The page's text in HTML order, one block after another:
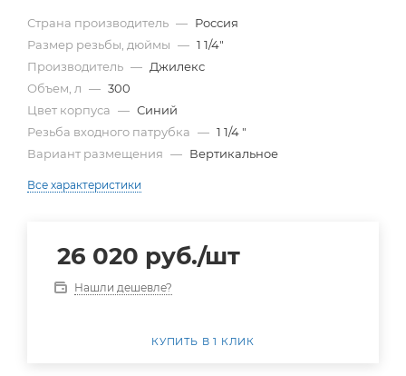
Страна производитель — Россия
Размер резьбы, дюймы — 1 1/4"
Производитель — Джилекс
Объем, л — 300
Цвет корпуса — Синий
Резьба входного патрубка — 1 1/4 "
Вариант размещения — Вертикальное
Все характеристики
26 020 руб./шт
Нашли дешевле?
КУПИТЬ В 1 КЛИК